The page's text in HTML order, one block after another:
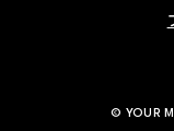
© YOUR